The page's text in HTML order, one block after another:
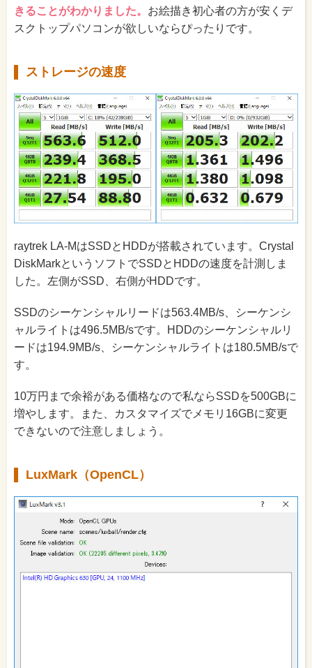
きることがわかりました。 お絵描き初心者の方が安くデ
スクトップパソコンが欲しいならぴったりです。
ストレージの速度
raytrek LA-MはSSDとHDDが搭載されています。Crystal
DiskMarkというソフトでSSDとHDDの速度を計測しま
した。左側がSSD、右側がHDDです。
SSDのシーケンシャルリードは563.4MB/s、シーケンシ
ャルライトは496.5MB/sです。HDDのシーケンシャルリ
ードは194.9MB/s、シーケンシャルライトは180.5MB/sで
す。
10万円まで余裕がある価格なので私ならSSDを500GBに
増やします。また、カスタマイズでメモリ16GBに変更
できないので注意しましょう。
LuxMark（OpenCL）